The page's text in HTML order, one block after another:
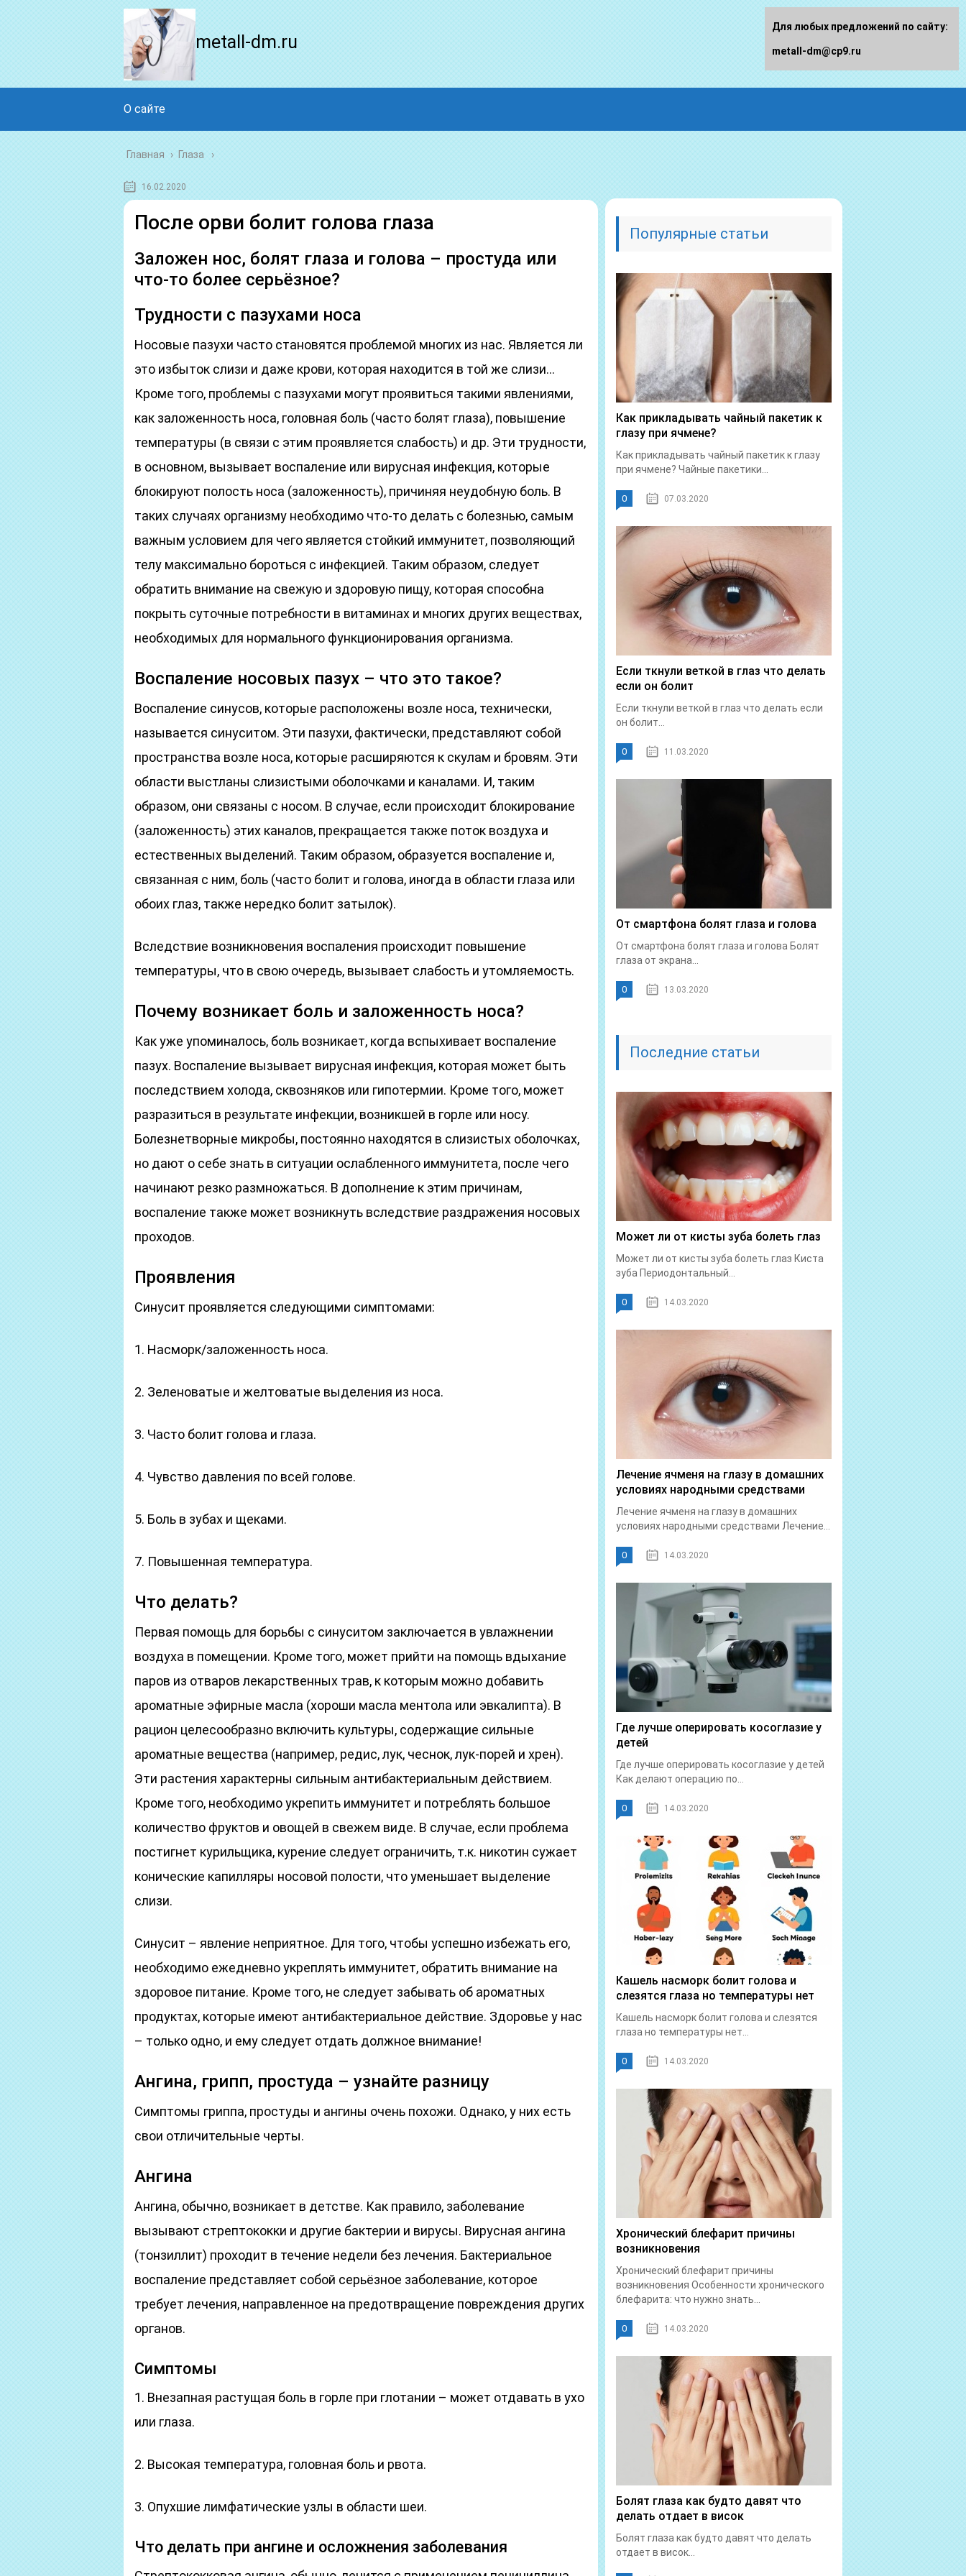
metall-dm.ru
О сайте
Главная › Глаза
16.02.2020
После орви болит голова глаза
Заложен нос, болят глаза и голова – простуда или
что-то более серьёзное?
Трудности с пазухами носа
Носовые пазухи часто становятся проблемой многих из нас. Является ли
это избыток слизи и даже крови, которая находится в той же слизи…
Кроме того, проблемы с пазухами могут проявиться такими явлениями,
как заложенность носа, головная боль (часто болят глаза), повышение
температуры (в связи с этим проявляется слабость) и др. Эти трудности,
в основном, вызывает воспаление или вирусная инфекция, которые
блокируют полость носа (заложенность), причиняя неудобную боль. В
таких случаях организму необходимо что-то делать с болезнью, самым
важным условием для чего является стойкий иммунитет, позволяющий
телу максимально бороться с инфекцией. Таким образом, следует
обратить внимание на свежую и здоровую пищу, которая способна
покрыть суточные потребности в витаминах и многих других веществах,
необходимых для нормального функционирования организма.
Воспаление носовых пазух – что это такое?
Воспаление синусов, которые расположены возле носа, технически,
называется синуситом. Эти пазухи, фактически, представляют собой
пространства возле носа, которые расширяются к скулам и бровям. Эти
области выстланы слизистыми оболочками и каналами. И, таким
образом, они связаны с носом. В случае, если происходит блокирование
(заложенность) этих каналов, прекращается также поток воздуха и
естественных выделений. Таким образом, образуется воспаление и,
связанная с ним, боль (часто болит и голова, иногда в области глаза или
обоих глаз, также нередко болит затылок).
Вследствие возникновения воспаления происходит повышение
температуры, что в свою очередь, вызывает слабость и утомляемость.
Почему возникает боль и заложенность носа?
Как уже упоминалось, боль возникает, когда вспыхивает воспаление
пазух. Воспаление вызывает вирусная инфекция, которая может быть
последствием холода, сквозняков или гипотермии. Кроме того, может
разразиться в результате инфекции, возникшей в горле или носу.
Болезнетворные микробы, постоянно находятся в слизистых оболочках,
но дают о себе знать в ситуации ослабленного иммунитета, после чего
начинают резко размножаться. В дополнение к этим причинам,
воспаление также может возникнуть вследствие раздражения носовых
проходов.
Проявления
Синусит проявляется следующими симптомами:
1. Насморк/заложенность носа.
2. Зеленоватые и желтоватые выделения из носа.
3. Часто болит голова и глаза.
4. Чувство давления по всей голове.
5. Боль в зубах и щеками.
7. Повышенная температура.
Что делать?
Первая помощь для борьбы с синуситом заключается в увлажнении
воздуха в помещении. Кроме того, может прийти на помощь вдыхание
паров из отваров лекарственных трав, к которым можно добавить
ароматные эфирные масла (хороши масла ментола или эвкалипта). В
рацион целесообразно включить культуры, содержащие сильные
ароматные вещества (например, редис, лук, чеснок, лук-порей и хрен).
Эти растения характерны сильным антибактериальным действием.
Кроме того, необходимо укрепить иммунитет и потреблять большое
количество фруктов и овощей в свежем виде. В случае, если проблема
постигнет курильщика, курение следует ограничить, т.к. никотин сужает
конические капилляры носовой полости, что уменьшает выделение
слизи.
Синусит – явление неприятное. Для того, чтобы успешно избежать его,
необходимо ежедневно укреплять иммунитет, обратить внимание на
здоровое питание. Кроме того, не следует забывать об ароматных
продуктах, которые имеют антибактериальное действие. Здоровье у нас
– только одно, и ему следует отдать должное внимание!
Ангина, грипп, простуда – узнайте разницу
Симптомы гриппа, простуды и ангины очень похожи. Однако, у них есть
свои отличительные черты.
Ангина
Ангина, обычно, возникает в детстве. Как правило, заболевание
вызывают стрептококки и другие бактерии и вирусы. Вирусная ангина
(тонзиллит) проходит в течение недели без лечения. Бактериальное
воспаление представляет собой серьёзное заболевание, которое
требует лечения, направленное на предотвращение повреждения других
органов.
Симптомы
1. Внезапная растущая боль в горле при глотании – может отдавать в ухо
или глаза.
2. Высокая температура, головная боль и рвота.
3. Опухшие лимфатические узлы в области шеи.
Что делать при ангине и осложнения заболевания
Популярные статьи
Как прикладывать чайный пакетик к
глазу при ячмене?
Как прикладывать чайный пакетик к глазу
при ячмене? Чайные пакетики...
0 07.03.2020
Если ткнули веткой в глаз что делать
если он болит
Если ткнули веткой в глаз что делать если
он болит...
0 11.03.2020
От смартфона болят глаза и голова
От смартфона болят глаза и голова Болят
глаза от экрана...
0 13.03.2020
Последние статьи
Может ли от кисты зуба болеть глаз
Может ли от кисты зуба болеть глаз Киста
зуба Периодонтальный...
0 14.03.2020
Лечение ячменя на глазу в домашних
условиях народными средствами
Лечение ячменя на глазу в домашних
условиях народными средствами Лечение...
0 14.03.2020
Где лучше оперировать косоглазие у
детей
Где лучше оперировать косоглазие у детей
Как делают операцию по...
0 14.03.2020
Кашель насморк болит голова и
слезятся глаза но температуры нет
Кашель насморк болит голова и слезятся
глаза но температуры нет...
0 14.03.2020
Хронический блефарит причины
возникновения
Хронический блефарит причины
возникновения Особенности хронического
блефарита: что нужно знать...
0 14.03.2020
Болят глаза как будто давят что
делать отдает в висок
Болят глаза как будто давят что делать
отдает в висок...
Для любых предложений по сайту:
metall-dm@cp9.ru